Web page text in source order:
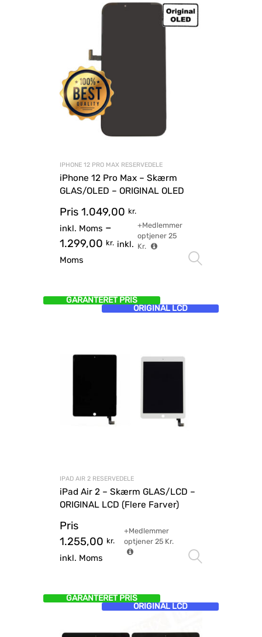
IPHONE 12 PRO MAX RESERVEDELE
iPhone 12 Pro Max – Skærm
GLAS/OLED – ORIGINAL OLED
Pris 1.049,00 kr.
inkl. Moms –
1.299,00 kr. inkl.
Moms
+Medlemmer
optjener 25
Kr.
GARANTERET PRIS
ORIGINAL LCD
IPAD AIR 2 RESERVEDELE
iPad Air 2 – Skærm GLAS/LCD –
ORIGINAL LCD (Flere Farver)
Pris
1.255,00 kr.
inkl. Moms
+Medlemmer
optjener25 Kr.
GARANTERET PRIS
ORIGINAL LCD